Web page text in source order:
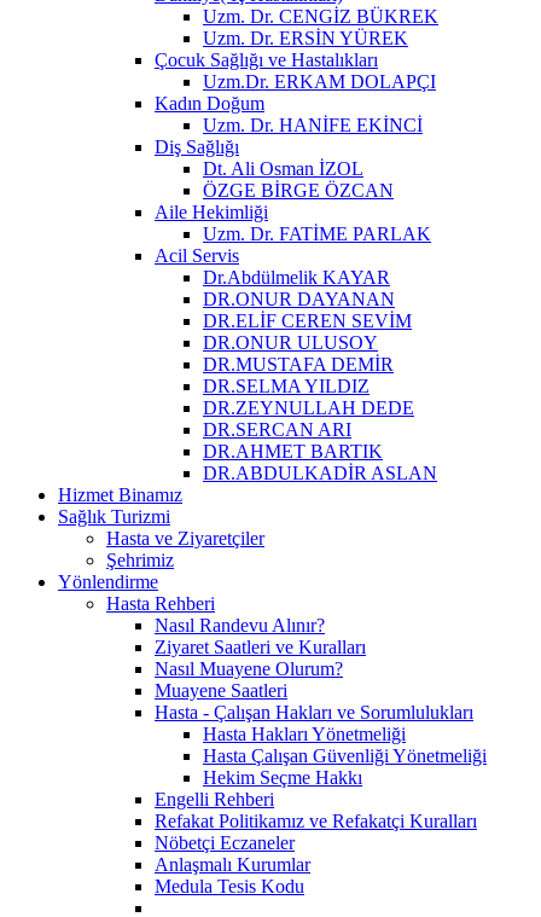
Uzm. Dr. CENGİZ BÜKREK
Uzm. Dr. ERSİN YÜREK
Çocuk Sağlığı ve Hastalıkları
Uzm.Dr. ERKAM DOLAPÇI
Kadın Doğum
Uzm. Dr. HANİFE EKİNCİ
Diş Sağlığı
Dt. Ali Osman İZOL
ÖZGE BİRGE ÖZCAN
Aile Hekimliği
Uzm. Dr. FATİME PARLAK
Acil Servis
Dr.Abdülmelik KAYAR
DR.ONUR DAYANAN
DR.ELİF CEREN SEVİM
DR.ONUR ULUSOY
DR.MUSTAFA DEMİR
DR.SELMA YILDIZ
DR.ZEYNULLAH DEDE
DR.SERCAN ARI
DR.AHMET BARTIK
DR.ABDULKADİR ASLAN
Hizmet Binamız
Sağlık Turizmi
Hasta ve Ziyaretçiler
Şehrimiz
Yönlendirme
Hasta Rehberi
Nasıl Randevu Alınır?
Ziyaret Saatleri ve Kuralları
Nasıl Muayene Olurum?
Muayene Saatleri
Hasta - Çalışan Hakları ve Sorumlulukları
Hasta Hakları Yönetmeliği
Hasta Çalışan Güvenliği Yönetmeliği
Hekim Seçme Hakkı
Engelli Rehberi
Refakat Politikamız ve Refakatçi Kuralları
Nöbetçi Eczaneler
Anlaşmalı Kurumlar
Medula Tesis Kodu